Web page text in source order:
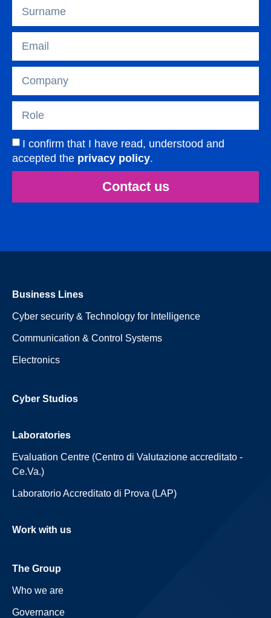
I confirm that I have read, understood and
accepted the privacy policy.
Contact us
Business Lines
Cyber security & Technology for Intelligence
Communication & Control Systems
Electronics
Cyber Studios
Laboratories
Evaluation Centre (Centro di Valutazione accreditato -
Ce.Va.)
Laboratorio Accreditato di Prova (LAP)
Work with us
The Group
Who we are
Governance